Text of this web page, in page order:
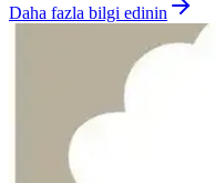
Daha fazla bilgi edinin